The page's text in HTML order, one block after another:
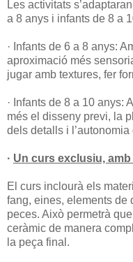
Les activitats
a 8 anys i infants de 8 a
· Infants de 6 a 8 anys:
aproximació més
jugar amb textures, fer
· Infants de 8 a 10 anys:
més el disseny previ, la
dels detalls i l’autonomia
· Un curs exclusiu,
El curs inclourà els
fang, eines, elements de
peces. Això permetrà
ceràmic de manera
la peça final.